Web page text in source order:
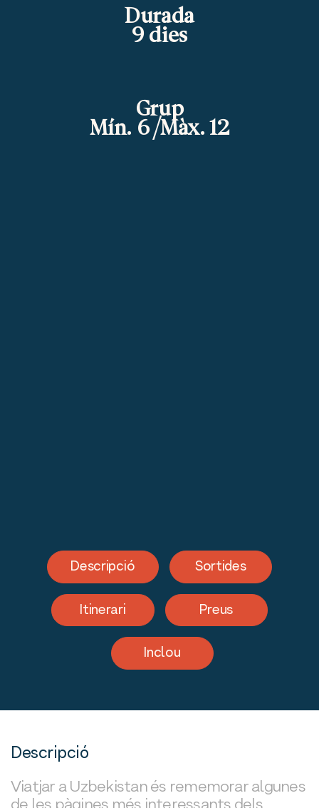
Durada
9 dies
Grup
Mín. 6 /Màx. 12
Descripció Sortides
Itinerari Preus
Inclou
Descripció
Viatjar a Uzbekistan és rememorar algunes